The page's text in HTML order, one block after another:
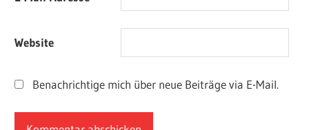
Website
Benachrichtige mich über neue Beiträge via E-Mail.